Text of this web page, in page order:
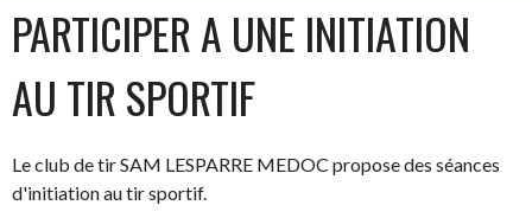
PARTICIPER A UNE INITIATION
AU TIR SPORTIF
Le club de tir SAM LESPARRE MEDOC propose des séances
d'initiation au tir sportif.